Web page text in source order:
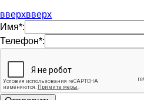
вверхвверх
Имя*:
Телефон*: